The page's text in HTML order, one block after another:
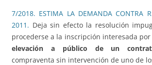
7/2018. ESTIMA LA DEMANDA CONTRA
2011. Deja sin efecto la resolución
procederse a la inscripción interesada
elevación a público de un
compraventa sin intervención de uno de